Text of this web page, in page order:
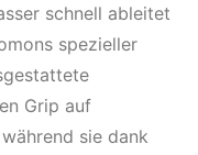
schnell ableitet
spezieller
Grip auf
sie dank